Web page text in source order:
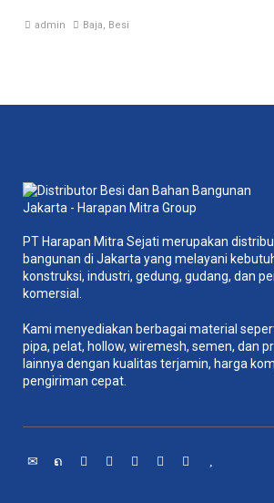
admin Baja, Besi
PT Harapan Mitra Sejati merupakan
bangunan di Jakarta yang melayani
konstruksi, industri, gedung, gudang, dan
komersial.
Kami menyediakan berbagai material
pipa, pelat, hollow, wiremesh, semen, dan
lainnya dengan kualitas terjamin, harga
pengiriman cepat.